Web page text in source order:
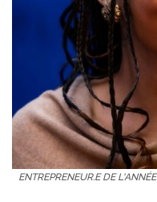
ENTREPRENEUR.E DE L'ANNÉE